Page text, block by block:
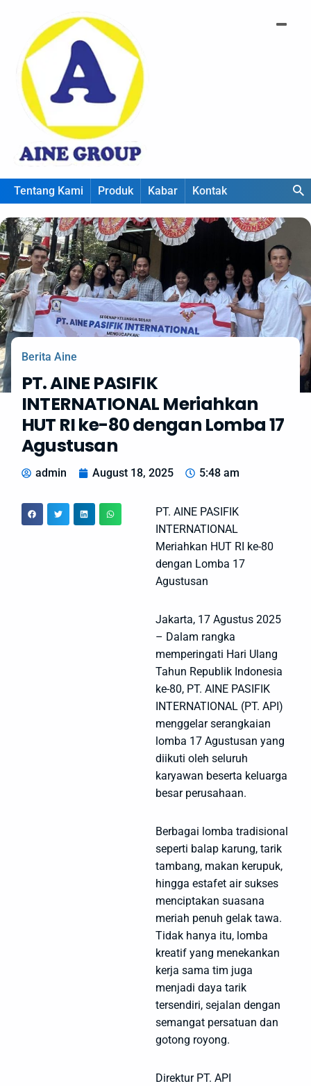
Tentang Kami Produk Kabar Kontak
Berita Aine
PT. AINE PASIFIK
INTERNATIONAL Meriahkan
HUT RI ke-80 dengan Lomba 17
Agustusan
admin August 18, 2025 5:48 am
PT. AINE PASIFIK
INTERNATIONAL
Meriahkan HUT RI ke-80
dengan Lomba 17
Agustusan
Jakarta, 17 Agustus 2025
– Dalam rangka
memperingati Hari Ulang
Tahun Republik Indonesia
ke-80, PT. AINE PASIFIK
INTERNATIONAL (PT. API)
menggelar serangkaian
lomba 17 Agustusan yang
diikuti oleh seluruh
karyawan beserta keluarga
besar perusahaan.
Berbagai lomba tradisional
seperti balap karung, tarik
tambang, makan kerupuk,
hingga estafet air sukses
menciptakan suasana
meriah penuh gelak tawa.
Tidak hanya itu, lomba
kreatif yang menekankan
kerja sama tim juga
menjadi daya tarik
tersendiri, sejalan dengan
semangat persatuan dan
gotong royong.
Direktur PT. API